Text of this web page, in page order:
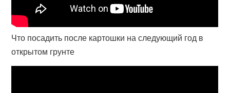
Что посадить после картошки на следующий год в
открытом грунте